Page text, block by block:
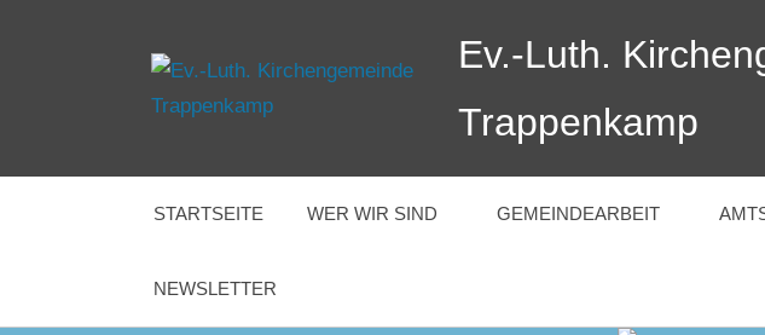
Ev.-Luth.
Trappenkamp
STARTSEITE WER WIR SIND GEMEINDEARBEIT
NEWSLETTER